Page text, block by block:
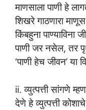
माणसाला पाणी हे
शिखरे गाठणारा
किंबहुना पाण्याविना
पाणी जर नसेल, तर
‘पाणी हेच जीवन’ या
ii. व्युत्पत्ती सांगणे
देणे हे व्युत्पत्ती